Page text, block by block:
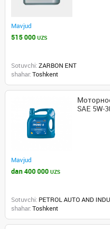
Mavjud
515 000 UZS
Sotuvchi: ZARBON ENT
shahar: Toshkent
SAE 5W-
Mavjud
dan 400 000 UZS
Sotuvchi: PETROL AUTO AND
shahar: Toshkent